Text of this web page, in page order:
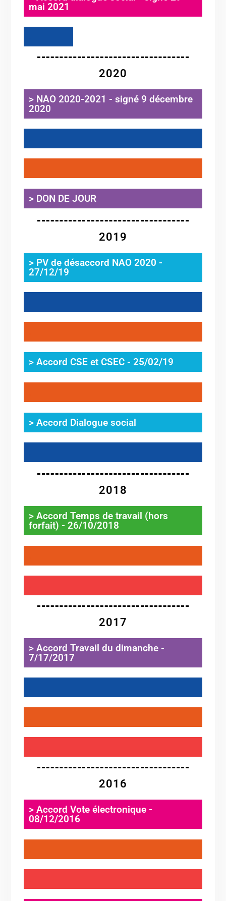
mai 2021
2020
> NAO 2020-2021 - signé 9 décembre
2020
> DON DE JOUR
2019
> PV de désaccord NAO 2020 -
27/12/19
> Accord CSE et CSEC - 25/02/19
> Accord Dialogue social
2018
> Accord Temps de travail (hors
forfait) - 26/10/2018
2017
> Accord Travail du dimanche -
7/17/2017
2016
> Accord Vote électronique -
08/12/2016